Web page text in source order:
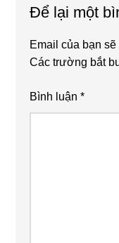
Để lại một
Email của bạn
Các trường bắt
Bình luận*